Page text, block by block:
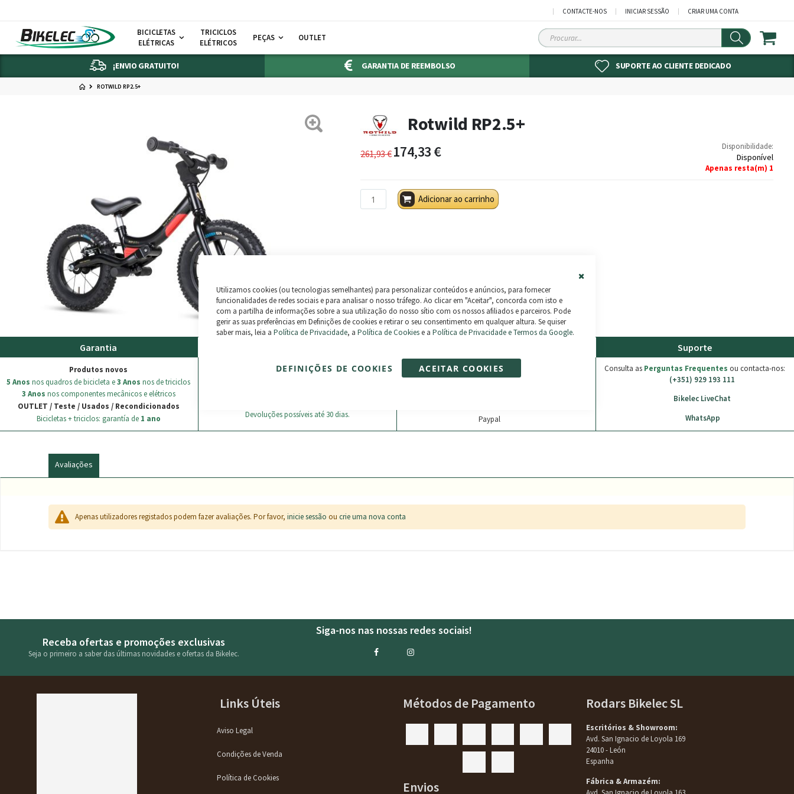
Utilizamos cookies (ou tecnologias semelhantes) para personalizar conteúdos e anúncios, para fornecer
funcionalidades de redes sociais e para analisar o nosso tráfego. Ao clicar em "Aceitar", concorda com isto e
com a partilha de informações sobre a sua utilização do nosso sítio com os nossos afiliados e parceiros. Pode
gerir as suas preferências em Definições de cookies e retirar o seu consentimento em qualquer altura. Se quiser
saber mais, leia a Política de Privacidade, a Política de Cookiese a Política de Privacidade e Termos da Google.
ACEITAR COOKIES
DEFINIÇÕES DE COOKIES
CONTACTE-NOS INICIAR SESSÃO CRIAR UMA CONTA
BICICLETAS
ELÉTRICAS
TRICICLOS
ELÉTRICOS
PEÇAS OUTLET Procurar
¡ENVIO GRATUITO! GARANTIA DE REEMBOLSO SUPORTE AO CLIENTE DEDICADO
ROTWILD RP2.5+
Rotwild RP2.5+
261,93 € 174,33 € Disponibilidade:
Disponível
Apenas resta(m) 1
Adicionar ao carrinho
Garantia
Produtos novos
5 Anos nos quadros de bicicleta e3 Anos nos de triciclos
3 Anos nos componentes mecânicos e elétricos
OUTLET / Teste / Usados / Recondicionados
Bicicletas + triciclos: garantía de 1 ano
em pedidos superiores a 500€.
Devoluções possíveis até 30 dias.
Cartão
Paypal
Suporte
Consulta as Perguntas Frequentes ou contacta-nos:
(+351) 929 193 111
Bikelec LiveChat
WhatsApp
Avaliações
Apenas utilizadores registados podem fazer avaliações. Por favor,inicie sessão oucrie uma nova conta
Receba ofertas e promoções exclusivas
Seja o primeiro a saber das últimas novidades e ofertas da Bikelec.
Siga-nos nas nossas redes sociais!
Links Úteis
Aviso Legal
Condições de Venda
Política de Cookies
Métodos de Pagamento
Envios
Rodars Bikelec SL
Escritórios & Showroom:
Avd. San Ignacio de Loyola 169
24010 - León
Espanha
Fábrica & Armazém: